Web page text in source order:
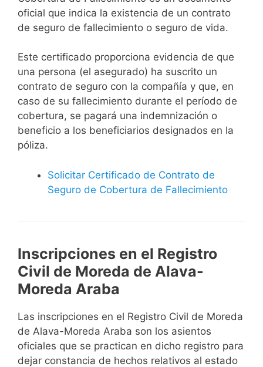
oficial que indica la existencia de un contrato
de seguro de fallecimiento o seguro de vida.
Este certificado proporciona evidencia de que
una persona (el asegurado) ha suscrito un
contrato de seguro con la compañía y que, en
caso de su fallecimiento durante el período de
cobertura, se pagará una indemnización o
beneficio a los beneficiarios designados en la
póliza.
Solicitar Certificado de Contrato de
Seguro de Cobertura de Fallecimiento
Inscripciones en el Registro
Civil de Moreda de Alava-
Moreda Araba
Las inscripciones en el Registro Civil de Moreda
de Alava-Moreda Araba son los asientos
oficiales que se practican en dicho registro para
dejar constancia de hechos relativos al estado